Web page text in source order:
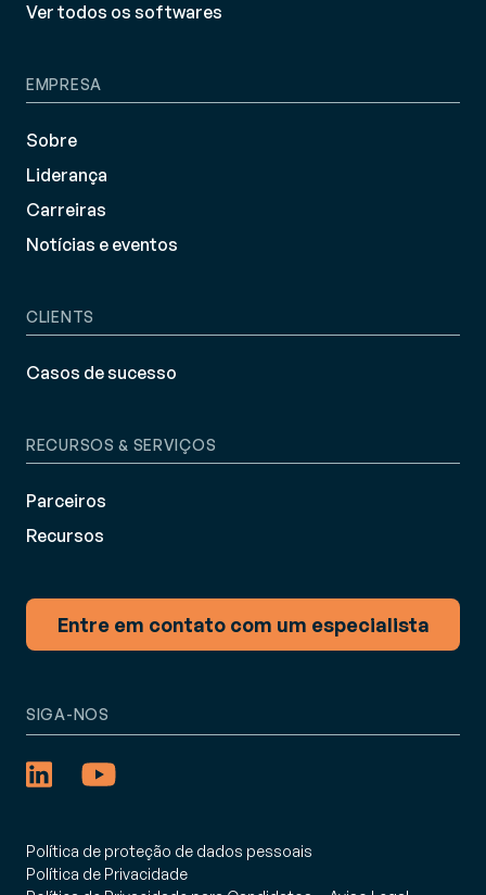
Ver todos os softwares
EMPRESA
Sobre
Liderança
Carreiras
Notícias e eventos
CLIENTS
Casos de sucesso
RECURSOS & SERVIÇOS
Parceiros
Recursos
Entre em contato com um especialista
Política de proteção de dados pessoais
Política de Privacidade
SIGA-NOS